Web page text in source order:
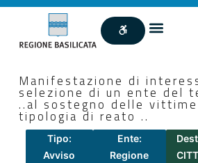
Manifestazione di
selezione di un ente del
..al sostegno delle
tipologia di reato ..
Tipo:
Avviso
Ente:
Regione